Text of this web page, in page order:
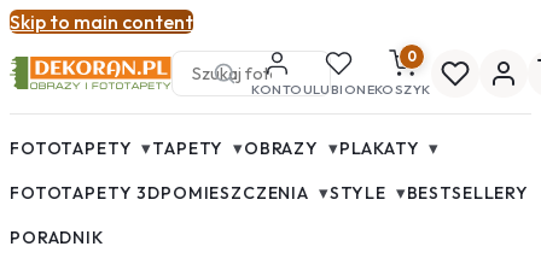
Skip to main content
KONTOULUBIONE
0
KOSZYK
FOTOTAPETY ▾TAPETY ▾OBRAZY ▾PLAKATY ▾
FOTOTAPETY 3DPOMIESZCZENIA ▾STYLE ▾BESTSELLERY
PORADNIK